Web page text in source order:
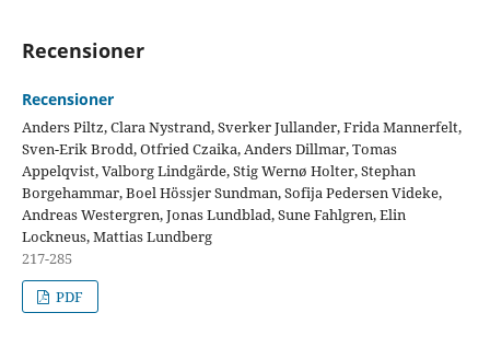
Recensioner
Recensioner
Anders Piltz, Clara Nystrand, Sverker Jullander, Frida Mannerfelt,
Sven-Erik Brodd, Otfried Czaika, Anders Dillmar, Tomas
Appelqvist, Valborg Lindgärde, Stig Wernø Holter, Stephan
Borgehammar, Boel Hössjer Sundman, Sofija Pedersen Videke,
Andreas Westergren, Jonas Lundblad, Sune Fahlgren, Elin
Lockneus, Mattias Lundberg
217-285
PDF